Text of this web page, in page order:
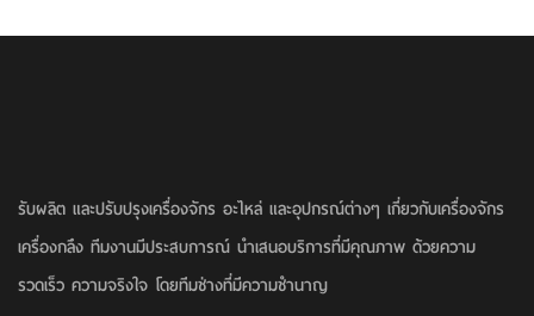
รับผลิต และปรับปรุงเครื่องจักร อะไหล่ และอุปกรณ์ต่างๆ เกี่ยวกับเครื่องจักร
เครื่องกลึง ทีมงานมีประสบการณ์ นำเสนอบริการที่มีคุณภาพ ด้วยความ
รวดเร็ว ความจริงใจ โดยทีมช่างที่มีความชำนาญ